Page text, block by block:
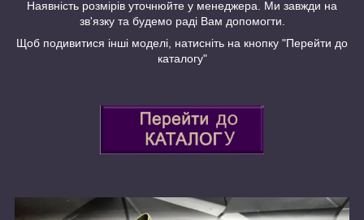
Наявність розмірів уточнюйте у менеджера. Ми завжди на
зв'язку та будемо раді Вам допомогти.
Щоб подивитися інші моделі, натисніть на кнопку "Перейти до
каталогу"